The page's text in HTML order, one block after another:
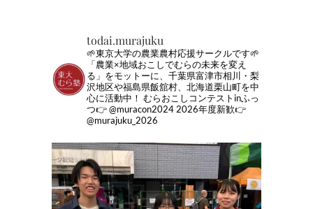
todai.murajuku
🌱東京大学の農業農村応援サークルです🌱
「農業×地域おこしでむらの未来を変え
る」をモットーに、千葉県富津市相川・梨
沢地区や福島県飯舘村、北海道栗山町を中
心に活動中！ むらおこしコンテストinふっ
つ👉 @muracon2024 2026年度新歓👉
@murajuku_2026